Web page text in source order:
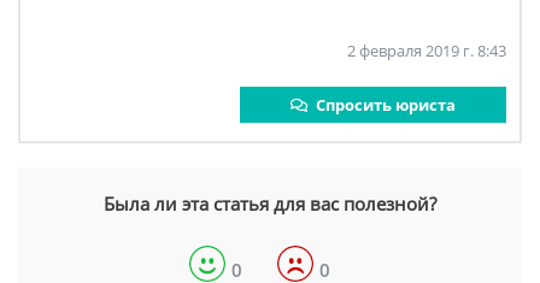
2 февраля 2019 г. 8:43
Спросить юриста
Была ли эта статья для вас полезной?
0 0